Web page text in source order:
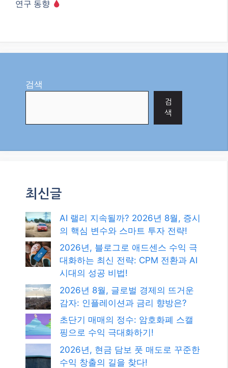
연구 동향
검색
검
색
최신글
AI 랠리 지속될까? 2026년 8월, 증시
의 핵심 변수와 스마트 투자 전략!
2026년, 블로그로 애드센스 수익 극
대화하는 최신 전략: CPM 전환과 AI
시대의 성공 비법!
2026년 8월, 글로벌 경제의 뜨거운
감자: 인플레이션과 금리 향방은?
초단기 매매의 정수: 암호화폐 스캘
핑으로 수익 극대화하기!
2026년, 현금 담보 풋 매도로 꾸준한
수익 창출의 길을 찾다!